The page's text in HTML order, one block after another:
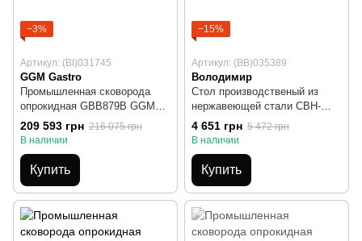
−3%
Артикул: (BI)031745
GGM Gastro
Промышленная сковорода
опрокидная GBB879B GGM
GASTRO (60л, газовая)
209 593 грн 216 075 грн
В наличии
Купить
−15%
Артикул: (BB)035389
Володимир
Стол производственый из
нержавеющей стали СВН-
LхB-Б-пр1 (600х1400)
4 651 грн 5 472 грн
В наличии
Купить